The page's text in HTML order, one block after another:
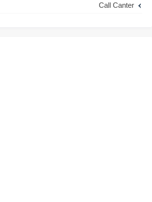
Call Canter